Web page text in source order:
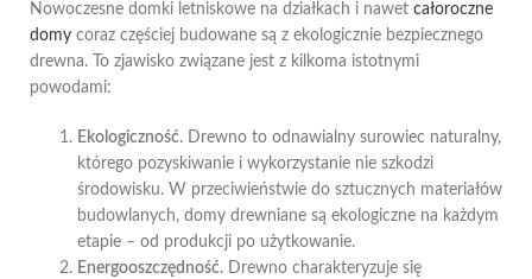
Nowoczesne domki letniskowe na działkach i nawet całoroczne
domy coraz częściej budowane są z ekologicznie bezpiecznego
drewna. To zjawisko związane jest z kilkoma istotnymi
powodami:
Ekologiczność. Drewno to odnawialny surowiec naturalny,
którego pozyskiwanie i wykorzystanie nie szkodzi
środowisku. W przeciwieństwie do sztucznych materiałów
budowlanych, domy drewniane są ekologiczne na każdym
etapie – od produkcji po użytkowanie.
Energooszczędność. Drewno charakteryzuje się